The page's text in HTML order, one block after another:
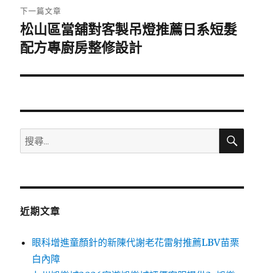
章:
下一篇文章
下
一
文
松山區當舖對客製吊燈推薦日系短髮
配方專廚房整修設計
搜
尋
鍵
搜
近期文章
眼科增進童顏針的新陳代謝老花雷射推薦LBV苗栗
白內障